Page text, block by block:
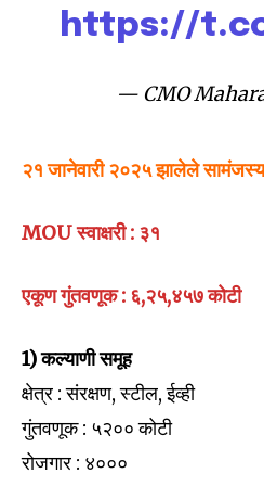
SUBSCRIBERS
of the
To subscribe, simply enter your
https://
— CMO
२१ जानेवारी२०२५झालेले
MOU स्वाक्षरी : ३१
एकूण गुंतवणूक : ६,२५,४५७ कोटी
1) कल्याणी समूह
क्षेत्र : संरक्षण, स्टील, ईव्ही
गुंतवणूक : ५२०० कोटी
रोजगार : ४०००